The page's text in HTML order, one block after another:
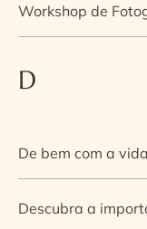
Workshop de
D
De bem com a
Descubra a